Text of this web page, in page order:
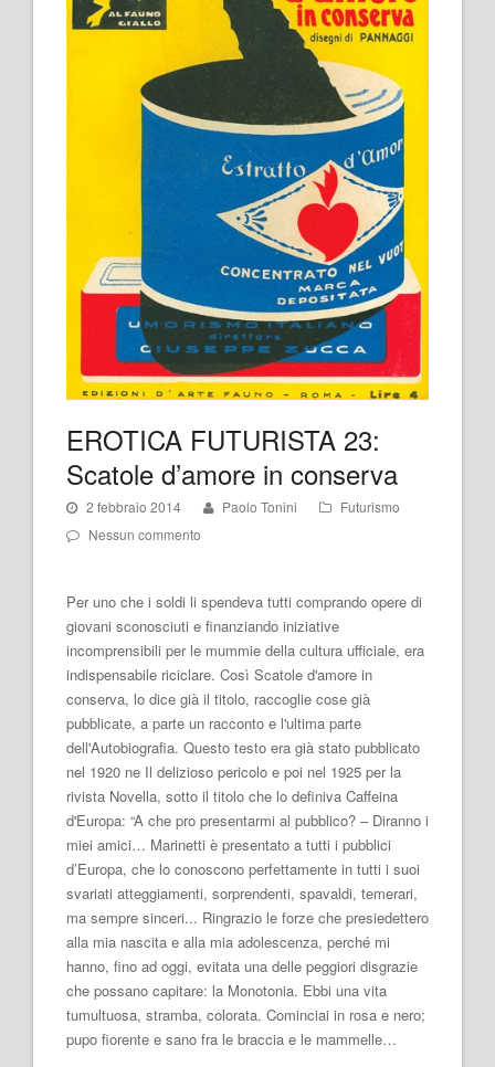
EROTICA FUTURISTA 23:
Scatole d’amore in conserva
2 febbraio 2014 Paolo Tonini
Futurismo
Nessun commento
Per uno che i soldi li spendeva tutti comprando opere di
giovani sconosciuti e finanziando iniziative
incomprensibili per le mummie della cultura ufficiale, era
indispensabile riciclare. Così Scatole d'amore in
conserva, lo dice già il titolo, raccoglie cose già
pubblicate, a parte un racconto e l'ultima parte
dell'Autobiografia. Questo testo era già stato pubblicato
nel 1920 ne Il delizioso pericolo e poi nel 1925 per la
rivista Novella, sotto il titolo che lo definiva Caffeina
d'Europa: “A che pro presentarmi al pubblico? – Diranno i
miei amici… Marinetti è presentato a tutti i pubblici
d’Europa, che lo conoscono perfettamente in tutti i suoi
svariati atteggiamenti, sorprendenti, spavaldi, temerari,
ma sempre sinceri... Ringrazio le forze che presiedettero
alla mia nascita e alla mia adolescenza, perché mi
hanno, fino ad oggi, evitata una delle peggiori disgrazie
che possano capitare: la Monotonia. Ebbi una vita
tumultuosa, stramba, colorata. Cominciai in rosa e nero;
pupo fiorente e sano fra le braccia e le mammelle…